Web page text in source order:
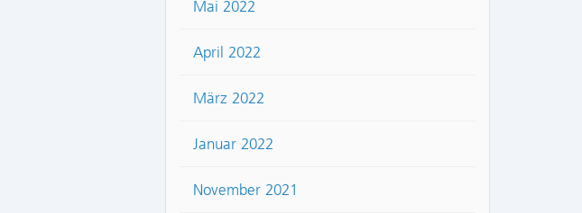
Mai 2022
April 2022
März 2022
Januar 2022
November 2021